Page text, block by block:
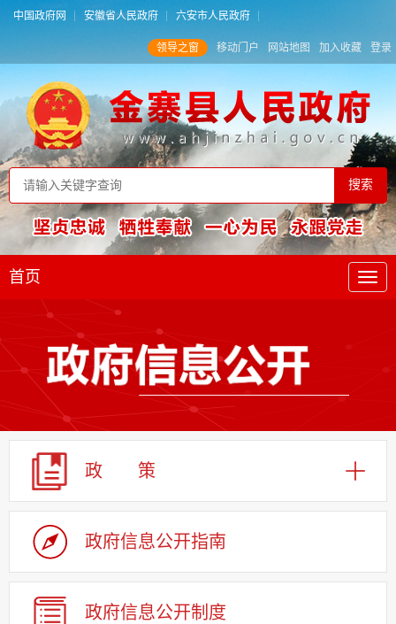
中国政府网 安徽省人民政府 六安市人民政府
领导之窗 移动门户 网站地图 加入收藏 登录
首页
政 策
政府信息公开指南
政府信息公开制度